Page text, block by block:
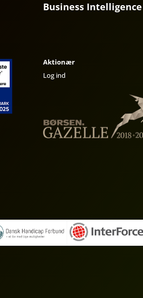
Business Intelligence
Aktionær
Log ind